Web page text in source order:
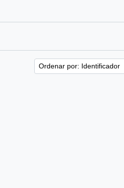
Ordenar por: Identificador